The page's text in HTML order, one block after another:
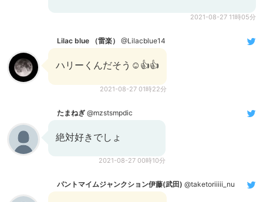
2021-08-27 11時05分
Lilac blue （雷楽） @Lilacblue14
ハリーくんだそう☺️👍👍
2021-08-27 01時22分
たまねぎ @mzstsmpdic
絶対好きでしょ
2021-08-27 00時10分
パントマイムジャンクション伊藤(武田) @taketoriiiii_nu